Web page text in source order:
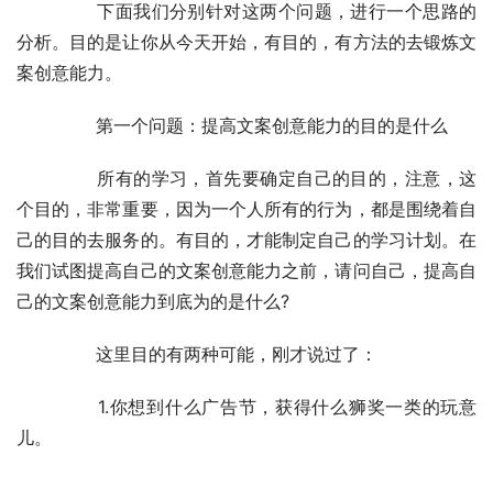
分析。目的是让你从今天开始，有目的，有方法的去锻炼文
案创意能力。
	　　第一个问题：提高文案创意能力的目的是什么
个目的，非常重要，因为一个人所有的行为，都是围绕着自
己的目的去服务的。有目的，才能制定自己的学习计划。在
我们试图提高自己的文案创意能力之前，请问自己，提高自
己的文案创意能力到底为的是什么?
	　　这里目的有两种可能，刚才说过了：
儿。